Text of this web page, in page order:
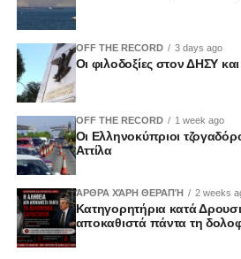
OFF THE RECORD 3 days ago
Οι φιλοδοξίες στον ΔΗΣΥ
OFF THE RECORD 1 week ago
Οι Ελληνοκύπριοι
Αττίλα
ΆΡΘΡΑ ΧΆΡΗ ΘΕΡΑΠΉ 2 weeks
Κατηγορητήρια κατά
αποκαθιστά πάντα τη